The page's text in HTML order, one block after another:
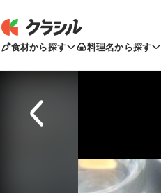
食材から探す 料理名から探す